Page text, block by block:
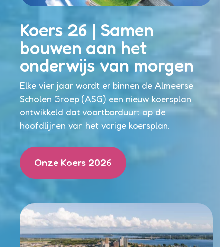
Koers 26 | Samen
bouwen aan het
onderwijs van morgen
Elke vier jaar wordt er binnen de Almeerse
Scholen Groep (ASG) een nieuw koersplan
ontwikkeld dat voortborduurt op de
hoofdlijnen van het vorige koersplan.
Onze Koers 2026